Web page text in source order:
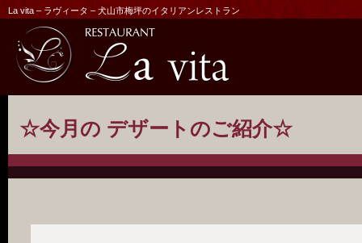
La vita – ラヴィータ – 犬山市梅坪のイタリアンレストラン
☆今月の デザートのご紹介☆